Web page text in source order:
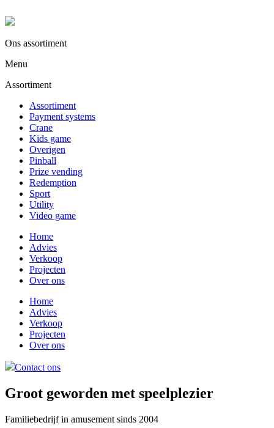
Ons assortiment
Menu
Assortiment
Assortiment
Payment systems
Crane
Kids game
Overigen
Pinball
Prize vending
Redemption
Sport
Utility
Video game
Home
Advies
Verkoop
Projecten
Over ons
Home
Advies
Verkoop
Projecten
Over ons
Contact ons
Groot geworden met speelplezier
Familiebedrijf in amusement sinds 2004